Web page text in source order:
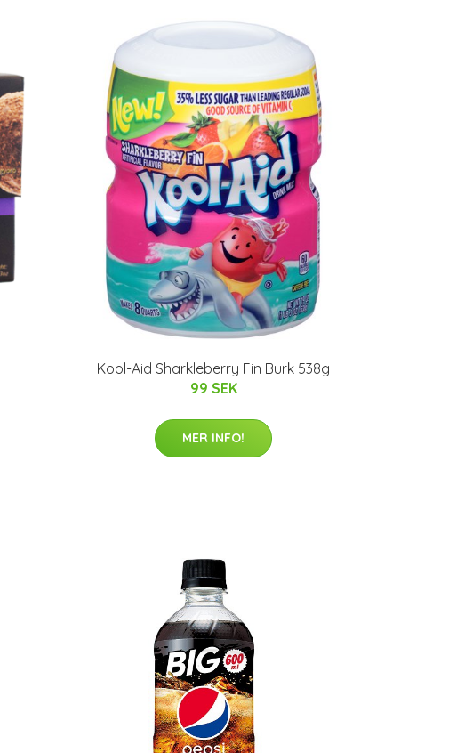
Kool-Aid Sharkleberry Fin Burk 538g
99 SEK
MER INFO!